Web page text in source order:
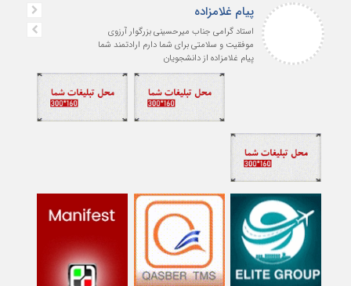
پیام غلامزاده
استاد گرامی جناب میرحسینی بزرگوار آرزوی
موفقیت و سلامتی برای شما دارم ارادتمند شما
پیام غلامزاده از دانشجویان